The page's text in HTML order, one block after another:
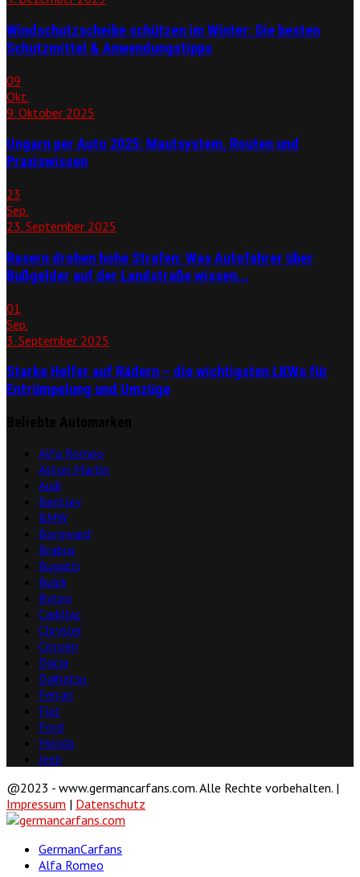
Windschutzscheibe schützen im Winter: Die besten
Schutzmittel & Anwendungstipps
09
Okt.
9. Oktober 2025
Ungarn per Auto 2025: Mautsystem, Routen und
Praxiswissen
23
Sep.
23. September 2025
Rasern drohen hohe Strafen: Was Autofahrer über
Bußgelder auf der Landstraße wissen...
01
Sep.
3. September 2025
Starke Helfer auf Rädern – die wichtigsten LKWs für
Entrümpelung und Umzüge
Alfa Romeo
Aston Martin
Audi
Bentley
BMW
Borgward
Brabus
Bugatti
Buick
Byton
Cadillac
Chrysler
Citroën
Dacia
Daihatsu
Ferrari
Fiat
Ford
Honda
Jeep
@2023 - www.germancarfans.com. Alle Rechte vorbehalten. |
Impressum | Datenschutz
GermanCarfans
Alfa Romeo